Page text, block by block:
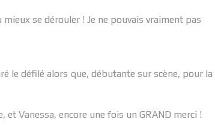
se dérouler ! Je ne pouvais vraiment pas
le défilé alors que, débutante sur scène, pour la
et Vanessa, encore une fois un GRAND merci !